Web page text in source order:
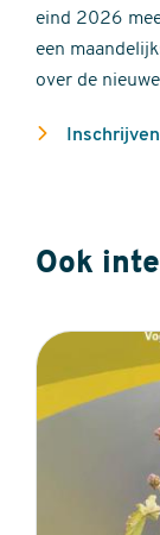
eind 2026
een
over de
Ook